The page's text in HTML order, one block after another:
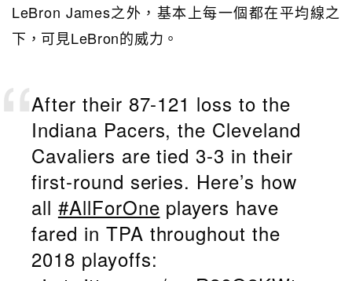
LeBron James之外，基本上每一個都在平均線之
下，可見LeBron的威力。
After their 87-121 loss to the
Indiana Pacers, the Cleveland
Cavaliers are tied 3-3 in their
first-round series. Here’s how
all #AllForOne players have
fared in TPA throughout the
2018 playoffs: